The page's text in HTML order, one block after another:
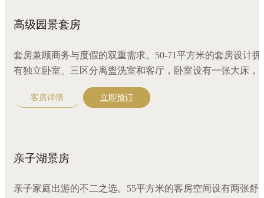
高级园景套房
套房兼顾商务与度假的双重需求。50-71平方米的套房设计拥
有独立卧室、三区分离盥洗室和客厅，卧室设有一张大床，
外享有绿意景致，令人心旷神怡。配有沙发、咖啡机，江南
选好茶，更有全套奢华沐浴精品。
客房详情 立即预订
亲子湖景房
亲子家庭出游的不二之选。55平方米的客房空间设有两张舒